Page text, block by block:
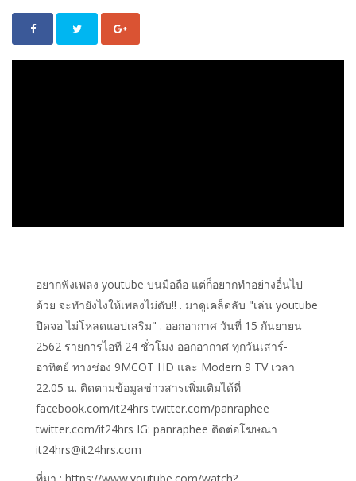
อยากฟังเพลง youtube บนมือถือ แต่ก็อยากทำอย่างอื่นไป
ด้วย จะทำยังไงให้เพลงไม่ดับ!! . มาดูเคล็ดลับ "เล่น youtube
ปิดจอ ไม่โหลดแอปเสริม" . ออกอากาศ วันที่ 15 กันยายน
2562 รายการไอที 24 ชั่วโมง ออกอากาศ ทุกวันเสาร์-
อาทิตย์ ทางช่อง 9MCOT HD และ Modern 9 TV เวลา
22.05 น. ติดตามข้อมูลข่าวสารเพิ่มเติมได้ที่
facebook.com/it24hrs twitter.com/panraphee
twitter.com/it24hrs IG: panraphee ติดต่อโฆษณา
it24hrs@it24hrs.com